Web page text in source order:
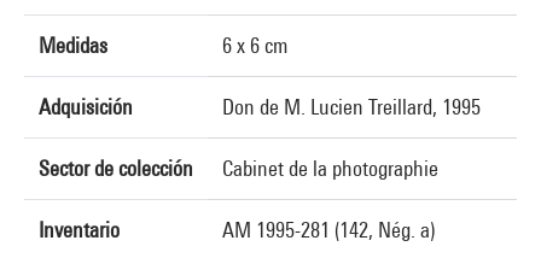
Medidas 6 x 6 cm
Adquisición Don de M. Lucien Treillard, 1995
Sector de colección Cabinet de la photographie
Inventario AM 1995-281 (142, Nég. a)